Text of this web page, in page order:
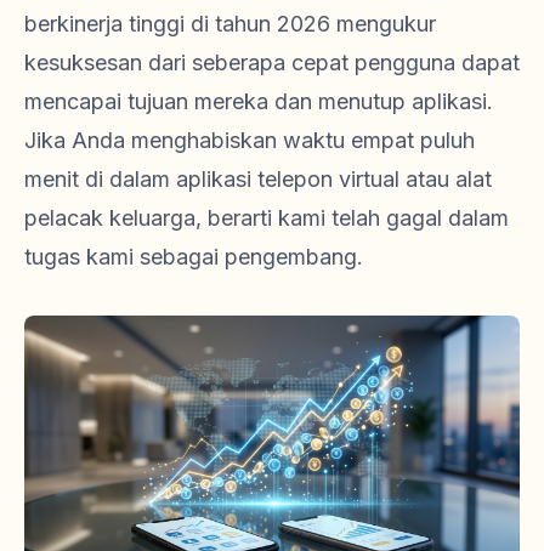
berkinerja tinggi di tahun 2026 mengukur
kesuksesan dari seberapa cepat pengguna dapat
mencapai tujuan mereka dan menutup aplikasi.
Jika Anda menghabiskan waktu empat puluh
menit di dalam aplikasi telepon virtual atau alat
pelacak keluarga, berarti kami telah gagal dalam
tugas kami sebagai pengembang.